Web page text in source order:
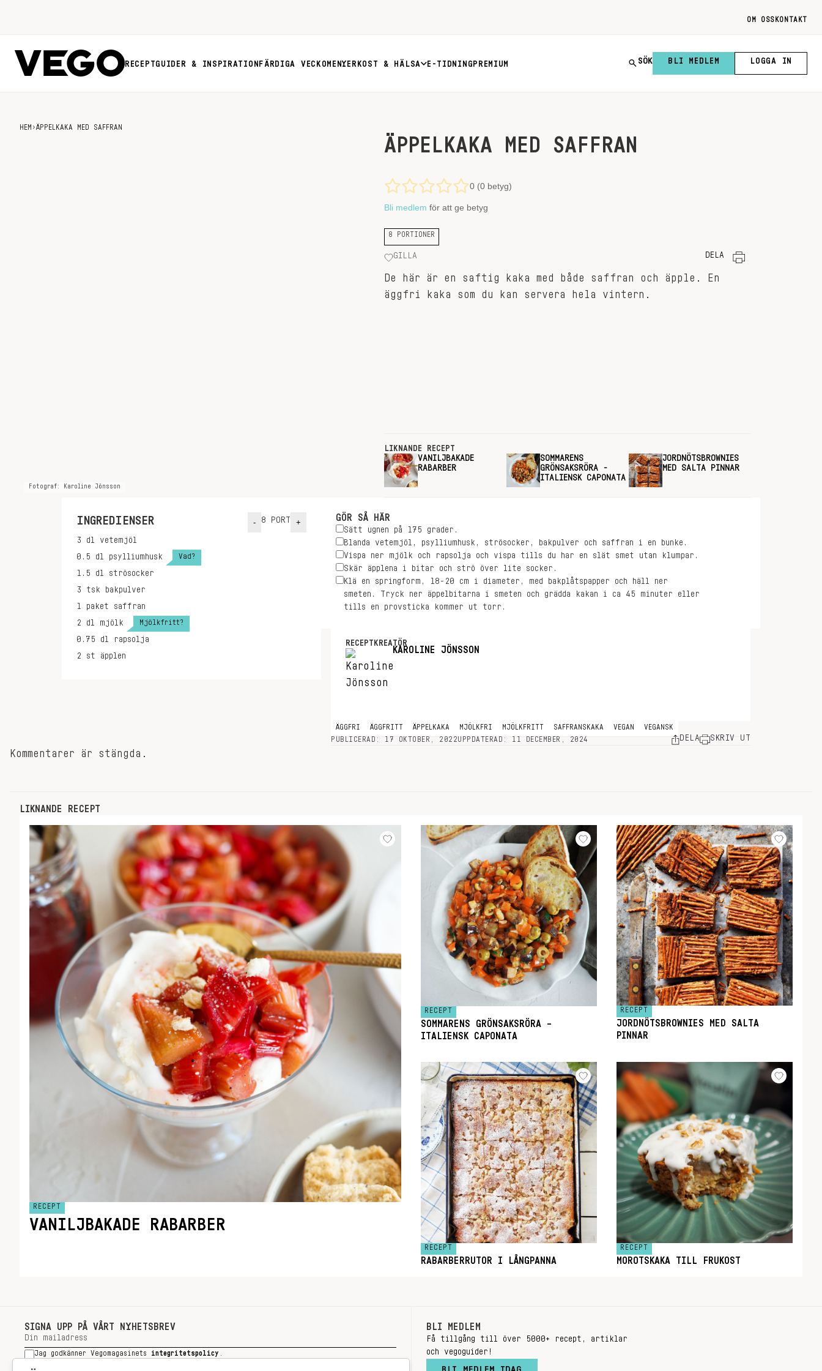
OM OSS KONTAKT
RECEPTGUIDER & INSPIRATION FÄRDIGA VECKOMENYER KOST & HÄLSA E-TIDNING PREMIUM SÖK BLI MEDLEM LOGGA IN
HEM ›ÄPPELKAKA MED SAFFRAN
Fotograf: Karoline Jönsson
ÄPPELKAKA MED SAFFRAN
0 (0 betyg)
Bli medlem för att ge betyg
8 PORTIONER
GILLA DELA
De här är en saftig kaka med både saffran och äpple. En
äggfri kaka som du kan servera hela vintern.
LIKNANDE RECEPT
VANILJBAKADE
RABARBER
SOMMARENS
GRÖNSAKSRÖRA -
ITALIENSK CAPONATA
JORDNÖTSBROWNIES
MED SALTA PINNAR
INGREDIENSER - 8 PORT +
3 dl
vetemjöl
0.5 dl psylliumhusk Vad?
1.5 dl
strösocker
3 tsk
bakpulver
1 paket
saffran
2 dl mjölk Mjölkfritt?
0.75 dl
rapsolja
2 st äpplen
GÖR SÅ HÄR
Sätt ugnen på 175 grader.
Blanda vetemjöl, psylliumhusk, strösocker, bakpulver och saffran i en bunke.
Vispa ner mjölk och rapsolja och vispa tills du har en slät smet utan klumpar.
Skär äpplena i bitar och strö över lite socker.
Klä en springform, 18-20 cm i diameter, med bakplåtspapper och häll ner
smeten. Tryck ner äppelbitarna i smeten och grädda kakan i ca 45 minuter eller
tills en provsticka kommer ut torr.
RECEPTKREATÖR
KAROLINE JÖNSSON
ÄGGFRI ÄGGFRITT ÄPPELKAKA MJÖLKFRI MJÖLKFRITT SAFFRANSKAKA VEGAN
VEGANSK
PUBLICERAD: 17 OKTOBER, 2022UPPDATERAD: 11 DECEMBER, 2024 DELA SKRIV UT
Kommentarer är stängda.
LIKNANDE RECEPT
RECEPT
VANILJBAKADE RABARBER
RECEPT
SOMMARENS GRÖNSAKSRÖRA –
ITALIENSK CAPONATA
RECEPT
JORDNÖTSBROWNIES MED SALTA
PINNAR
RECEPT
RABARBERRUTOR I LÅNGPANNA
RECEPT
MOROTSKAKA TILL FRUKOST
SIGNA UPP PÅ VÅRT NYHETSBREV
Jag godkänner Vegomagasinets integritetspolicy
BLI MEDLEM
Få tillgång till över 5000+ recept, artiklar
och vegoguider!